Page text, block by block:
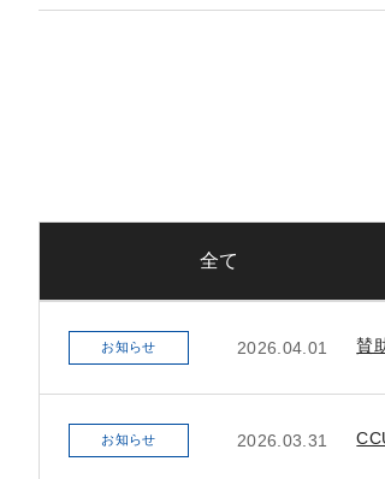
全て
お知らせ 2026.04.01 賛
お知らせ 2026.03.31